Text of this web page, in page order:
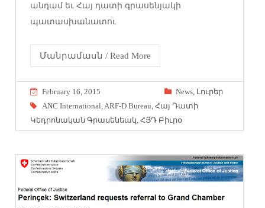
անդամ եւ Հայ դատի գրասենյակի
պատասխանատու
Մանրամասն / Read More
February 16, 2015 News, Լուրեր
ANC International ARF-D Bureau ,Հայ Դատի
Կեդրոնական Գրասենեակ ,ՀՅԴ Բիւրօ